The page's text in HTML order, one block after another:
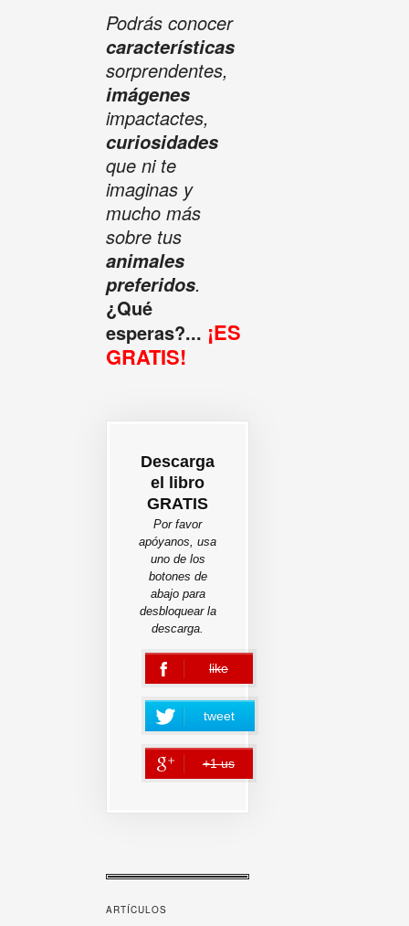
Podrás conocer
características
sorprendentes,
imágenes
impactactes,
curiosidades
que ni te
imaginas y
mucho más
sobre tus
animales
preferidos.
¿Qué
esperas?... ¡ES
GRATIS!
Descarga
el libro
GRATIS
Por favor
apóyanos, usa
uno de los
botones de
abajo para
desbloquear la
descarga.
like
error
tweet
+1 us
error
ARTÍCULOS